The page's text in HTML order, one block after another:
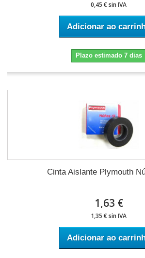
0,45 € sin IVA
Adicionar ao
Plazo estimado 7 dias
Cinta Aislante Plymouth
1,63 €
1,35 € sin IVA
Adicionar ao